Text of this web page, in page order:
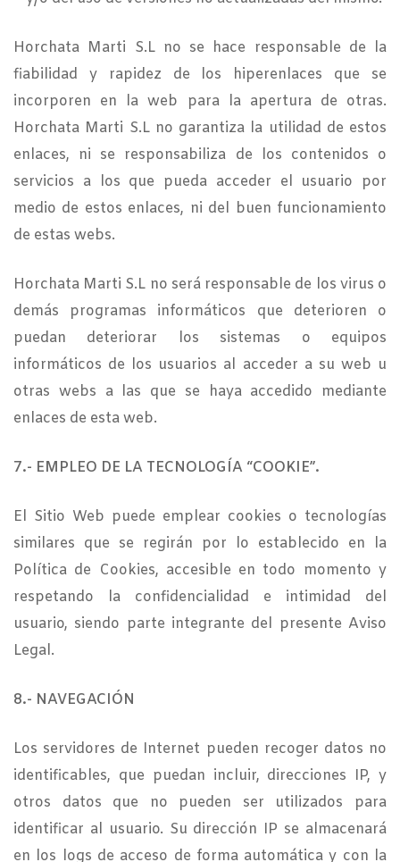
Horchata Marti S.L no se hace responsable de la
fiabilidad y rapidez de los hiperenlaces que se
incorporen en la web para la apertura de otras.
Horchata Marti S.L no garantiza la utilidad de estos
enlaces, ni se responsabiliza de los contenidos o
servicios a los que pueda acceder el usuario por
medio de estos enlaces, ni del buen funcionamiento
de estas webs.
Horchata Marti S.L no será responsable de los virus o
demás programas informáticos que deterioren o
puedan deteriorar los sistemas o equipos
informáticos de los usuarios al acceder a su web u
otras webs a las que se haya accedido mediante
enlaces de esta web.
7.- EMPLEO DE LA TECNOLOGÍA “COOKIE”.
El Sitio Web puede emplear cookies o tecnologías
similares que se regirán por lo establecido en la
Política de Cookies, accesible en todo momento y
respetando la confidencialidad e intimidad del
usuario, siendo parte integrante del presente Aviso
Legal.
8.- NAVEGACIÓN
Los servidores de Internet pueden recoger datos no
identificables, que puedan incluir, direcciones IP, y
otros datos que no pueden ser utilizados para
identificar al usuario. Su dirección IP se almacenará
en los logs de acceso de forma automática y con la